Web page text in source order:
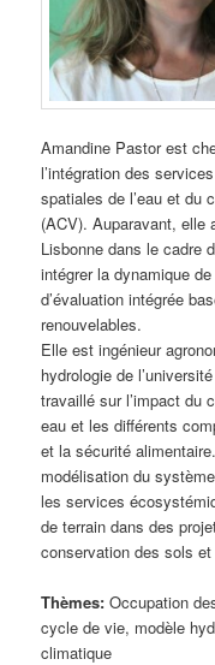
Amandine Pastor est
l’intégration des
spatiales de l’eau et du
(ACV). Auparavant,
Lisbonne dans le cadre
intégrer la dynamique
d’évaluation intégrée
renouvelables.
Elle est ingénieur
hydrologie de
travaillé sur l’impact du
eau et les différents
et la sécurité
modélisation du
les services
de terrain dans des
conservation des sols
Thèmes: Occupation
cycle de vie, modèle
climatique